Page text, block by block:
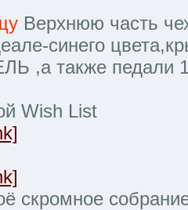
Верхнюю часть
синего
,а также педали
Wish List
скромное